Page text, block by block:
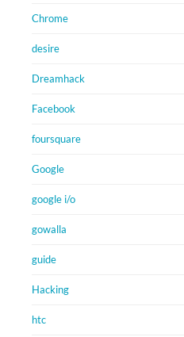
Chrome
desire
Dreamhack
Facebook
foursquare
Google
google i/o
gowalla
guide
Hacking
htc